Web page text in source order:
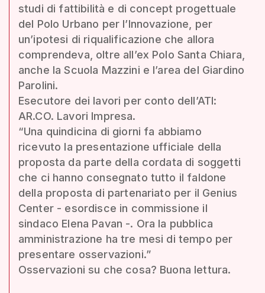
studi di fattibilità e di concept progettuale
del Polo Urbano per l’Innovazione, per
un’ipotesi di riqualificazione che allora
comprendeva, oltre all’ex Polo Santa Chiara,
anche la Scuola Mazzini e l’area del Giardino
Parolini.
Esecutore dei lavori per conto dell’ATI:
AR.CO. Lavori Impresa.
“Una quindicina di giorni fa abbiamo
ricevuto la presentazione ufficiale della
proposta da parte della cordata di soggetti
che ci hanno consegnato tutto il faldone
della proposta di partenariato per il Genius
Center - esordisce in commissione il
sindaco Elena Pavan -. Ora la pubblica
amministrazione ha tre mesi di tempo per
presentare osservazioni.”
Osservazioni su che cosa? Buona lettura.